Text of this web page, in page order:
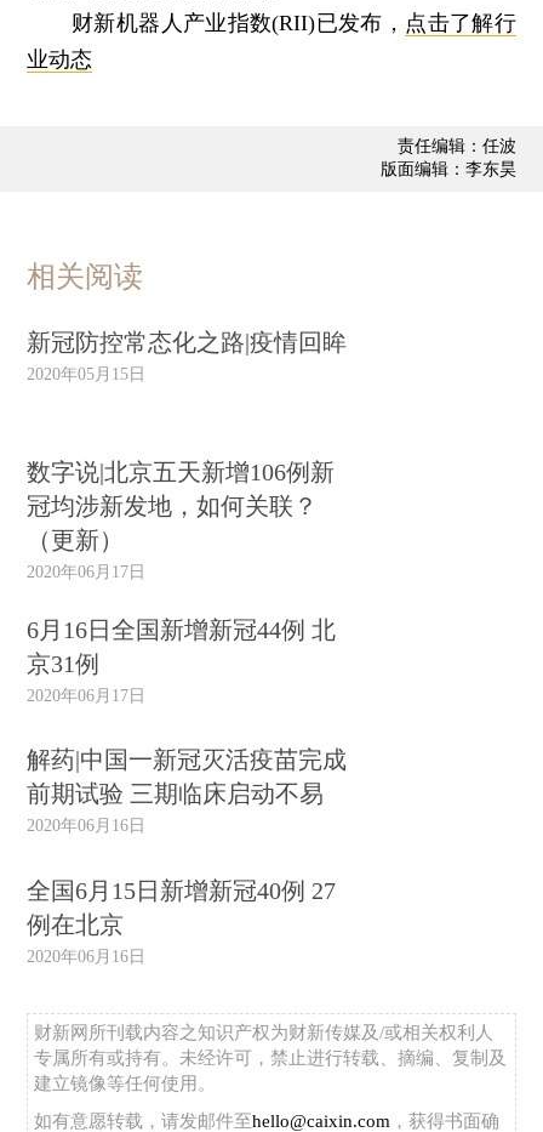
财新机器人产业指数(RII)已发布， 点击了解行
业动态
责任编辑：任波
版面编辑：李东昊
相关阅读
新冠防控常态化之路|疫情回眸
2020年05月15日
数字说|北京五天新增106例新
冠均涉新发地，如何关联？
（更新）
2020年06月17日
6月16日全国新增新冠44例 北
京31例
2020年06月17日
解药|中国一新冠灭活疫苗完成
前期试验 三期临床启动不易
2020年06月16日
全国6月15日新增新冠40例 27
例在北京
2020年06月16日
财新网所刊载内容之知识产权为财新传媒及/或相关权利人
专属所有或持有。未经许可，禁止进行转载、摘编、复制及
建立镜像等任何使用。
如有意愿转载，请发邮件至hello@caixin.com ，获得书面确